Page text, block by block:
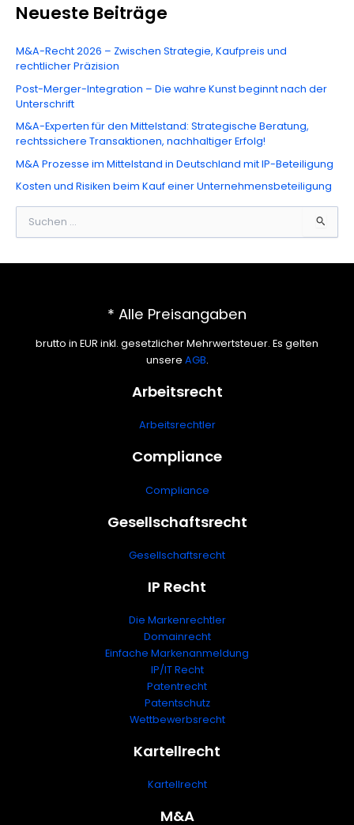
Neueste Beiträge
M&A-Recht 2026 – Zwischen Strategie, Kaufpreis und
rechtlicher Präzision
Post-Merger-Integration – Die wahre Kunst beginnt nach der
Unterschrift
M&A-Experten für den Mittelstand: Strategische Beratung,
rechtssichere Transaktionen, nachhaltiger Erfolg!
M&A Prozesse im Mittelstand in Deutschland mit IP-Beteiligung
Kosten und Risiken beim Kauf einer Unternehmensbeteiligung
h
* Alle Preisangaben
brutto in EUR inkl. gesetzlicher Mehrwertsteuer. Es gelten
unsere AGB.
Arbeitsrecht
Arbeitsrechtler
Compliance
Compliance
Gesellschaftsrecht
Gesellschaftsrecht
IP Recht
Die Markenrechtler
Domainrecht
Einfache Markenanmeldung
IP/IT Recht
Patentrecht
Patentschutz
Wettbewerbsrecht
Kartellrecht
Kartellrecht
M&A